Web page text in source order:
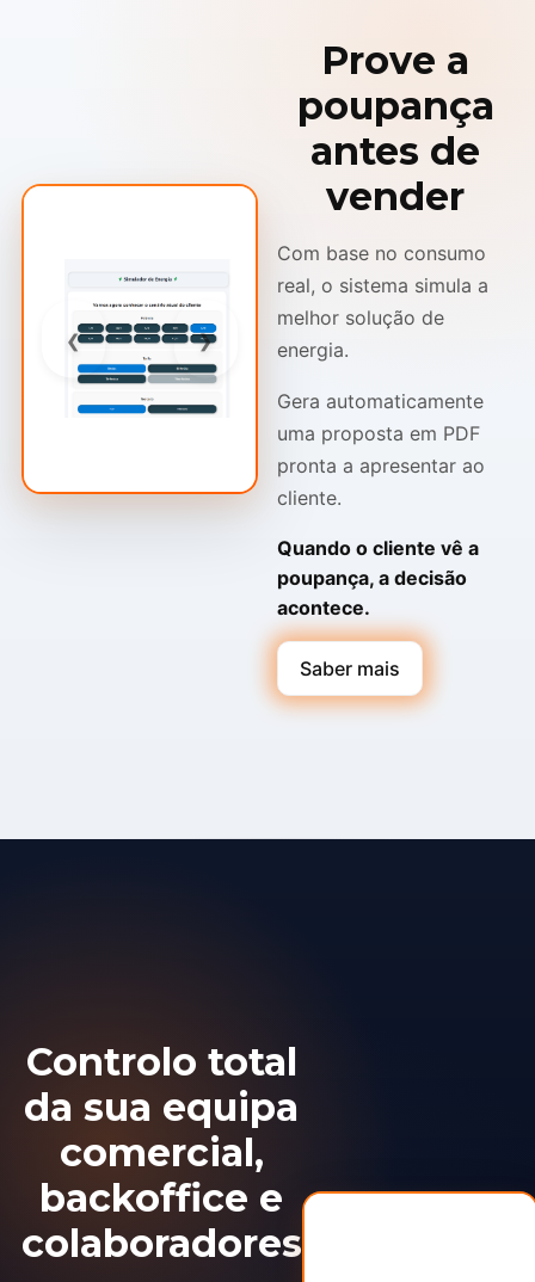
Prove a
poupança
antes de
vender
Com base no consumo
real, o sistema simula a
melhor solução de
energia.
Gera automaticamente
uma proposta em PDF
pronta a apresentar ao
cliente.
Quando o cliente vê a
poupança, a decisão
acontece.
Saber mais
‹ ›
Controlo total
da sua equipa
comercial,
backoffice e
colaboradores